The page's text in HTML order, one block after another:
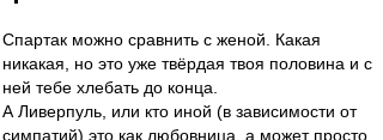
Спартак можно сравнить с женой. Какая
никакая, но это уже твёрдая твоя половина и с
ней тебе хлебать до конца.
А Ливерпуль, или кто иной (в зависимости от
симпатий) это как любовница, а может просто